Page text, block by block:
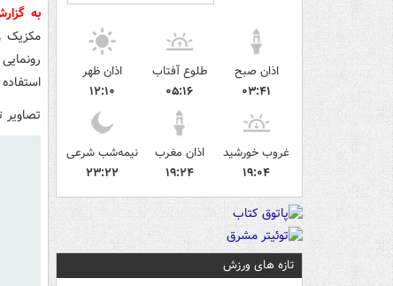
اذان صبح
۰۳:۴۱
طلوع آفتاب
۰۵:۱۶
اذان ظهر
۱۲:۱۰
غروب خورشید
۱۹:۰۴
اذان مغرب
۱۹:۲۴
نیمه‌شب شرعی
۲۳:۲۲
تازه های ورزش
به
مکزیک
استفاده شده